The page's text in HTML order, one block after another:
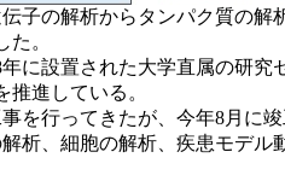
の解析からタンパク質の
。
設置された大学直属の研
進している。
行ってきたが、今年8月に竣
、細胞の解析、疾患モデ